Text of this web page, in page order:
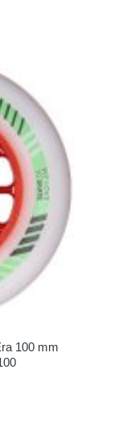
100 mm